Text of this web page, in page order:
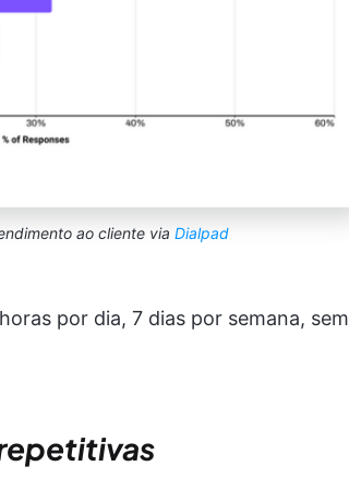
ao cliente via Dialpad
por dia, 7 dias por semana, sem